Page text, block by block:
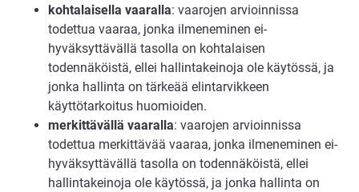
kohtalaisella vaaralla: vaarojen arvioinnissa
todettua vaaraa, jonka ilmeneminen ei-
hyväksyttävällä tasolla on kohtalaisen
todennäköistä, ellei hallintakeinoja ole käytössä, ja
jonka hallinta on tärkeää elintarvikkeen
käyttötarkoitus huomioiden.
merkittävällä vaaralla: vaarojen arvioinnissa
todettua merkittävää vaaraa, jonka ilmeneminen ei-
hyväksyttävällä tasolla on todennäköistä, ellei
hallintakeinoja ole käytössä, ja jonka hallinta on